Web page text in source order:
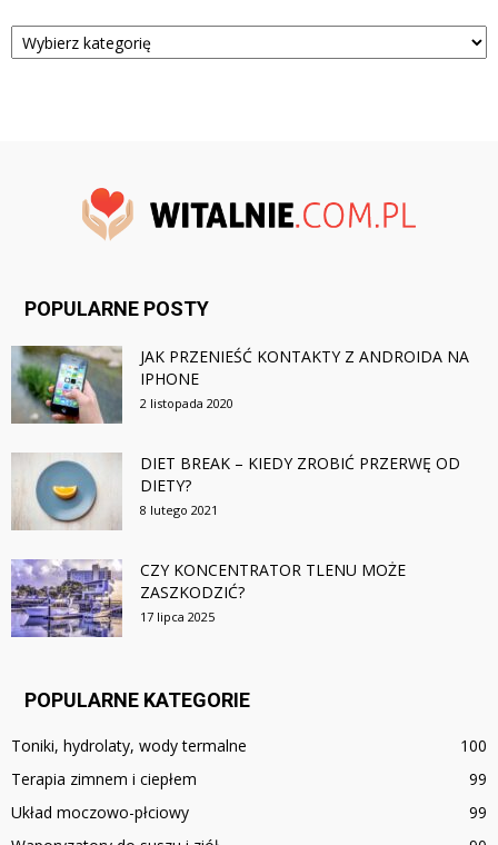
Kategorie
POPULARNE POSTY
JAK PRZENIEŚĆ KONTAKTY Z ANDROIDA NA
IPHONE
2 listopada 2020
DIET BREAK – KIEDY ZROBIĆ PRZERWĘ OD
DIETY?
8 lutego 2021
CZY KONCENTRATOR TLENU MOŻE
ZASZKODZIĆ?
17 lipca 2025
POPULARNE KATEGORIE
Toniki, hydrolaty, wody termalne
100
Terapia zimnem i ciepłem
99
Układ moczowo-płciowy
99